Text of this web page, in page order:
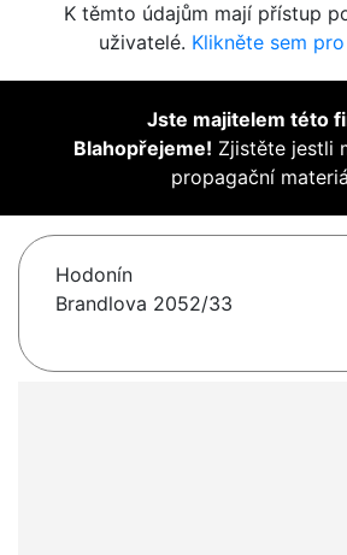
K těmto údajům mají přístup
uživatelé. Klikněte sem
Jste majitelem této
Blahopřejeme! Zjistěte jestli
propagační
Hodonín
Brandlova 2052/33